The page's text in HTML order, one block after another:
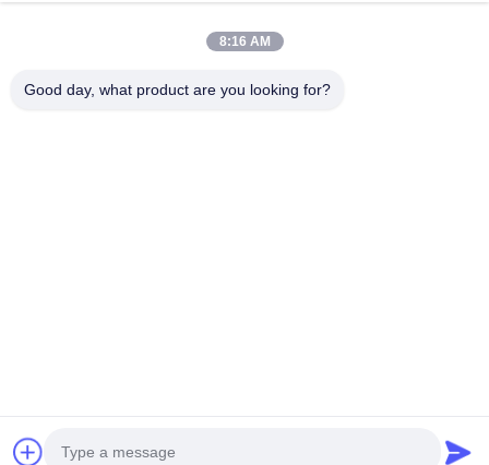
Nossas Categorias
8:16 AM
Good day, what product are you looking for?